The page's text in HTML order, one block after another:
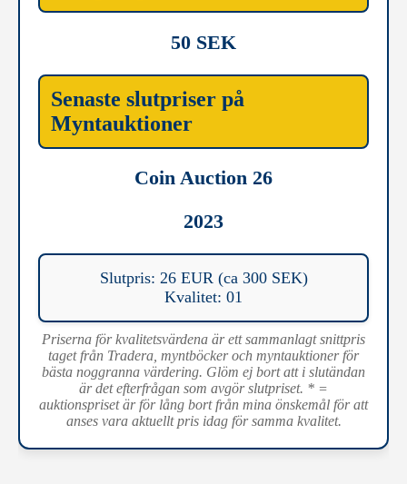
50 SEK
Senaste slutpriser på
Myntauktioner
Coin Auction 26
2023
Slutpris: 26 EUR (ca 300 SEK)
Kvalitet: 01
Priserna för kvalitetsvärdena är ett sammanlagt snittpris
taget från Tradera, myntböcker och myntauktioner för
bästa noggranna värdering. Glöm ej bort att i slutändan
är det efterfrågan som avgör slutpriset. * =
auktionspriset är för lång bort från mina önskemål för att
anses vara aktuellt pris idag för samma kvalitet.